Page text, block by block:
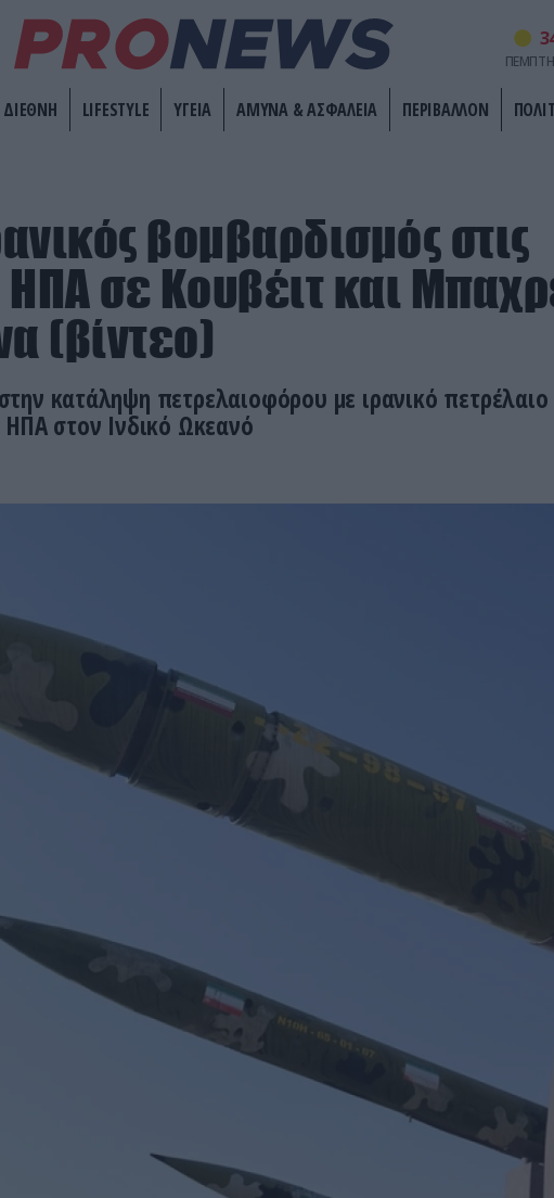
ΠΕΜΠΤΗ
ΔΙΕΘΝΗ LIFESTYLE ΥΓΕΙΑ ΑΜΥΝΑ & ΑΣΦΑΛΕΙΑ ΠΕΡΙΒΑΛΛΟΝ
βομβαρδισμός στις
σε Κουβέιτ και
(βίντεο)
κατάληψη πετρελαιοφόρου με ιρανικό
ΗΠΑ στον Ινδικό Ωκεανό